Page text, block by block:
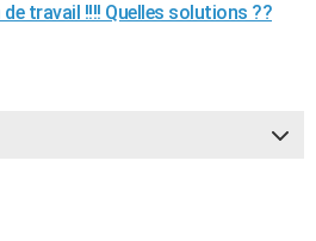
travail !!!! Quelles solutions ??